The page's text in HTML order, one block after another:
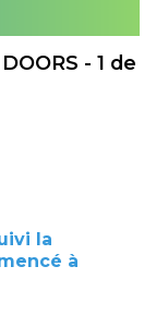
- 1 de
la
à